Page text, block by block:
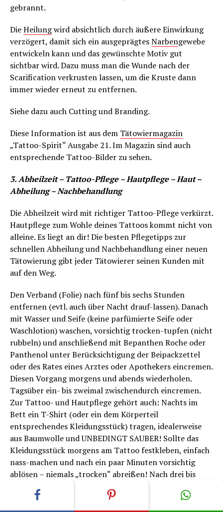
gebrannt.
DieHeilungwird absichtlich durch äußere Einwirkung
verzögert, damit sich ein ausgeprägtesNarbengewebe
entwickeln kann und das gewünschte Motiv gut
sichtbar wird. Dazu muss man die Wunde nach der
Scarification verkrusten lassen, um die Kruste dann
immer wieder erneut zu entfernen.
Siehe dazu auch Cutting und Branding.
Diese Information ist aus dem Tätowiermagazin
„Tattoo-Spirit“ Ausgabe 21. Im Magazin sind auch
entsprechende Tattoo-Bilder zu sehen.
3. Abheilzeit – Tattoo-Pflege – Hautpflege – Haut –
Abheilung – Nachbehandlung
Die Abheilzeit wird mit richtiger Tattoo-Pflege verkürzt.
Hautpflege zum Wohle deines Tattoos kommt nicht von
alleine. Es liegt an dir! Die besten Pflegetipps zur
schnellen Abheilung und Nachbehandlung einer neuen
Tätowierung gibt jeder Tätowierer seinen Kunden mit
auf den Weg.
Den Verband (Folie) nach fünf bis sechs Stunden
entfernen (evtl. auch über Nacht drauf-lassen). Danach
mit Wasser und Seife (keine parfümierte Seife oder
Waschlotion) waschen, vorsichtig trocken-tupfen (nicht
rubbeln) und anschließend mit Bepanthen Roche oder
Panthenol unter Berücksichtigung der Beipackzettel
oder des Rates eines Arztes oder Apothekers eincremen.
Diesen Vorgang morgens und abends wiederholen.
Tagsüber ein- bis zweimal zwischendurch eincremen.
Zur Tattoo- und Hautpflege gehört auch: Nachts im
Bett ein T-Shirt (oder ein dem Körperteil
entsprechendes Kleidungsstück) tragen, idealerweise
aus Baumwolle und UNBEDINGT SAUBER! Sollte das
Kleidungsstück morgens am Tattoo festkleben, einfach
nass-machen und nach ein paar Minuten vorsichtig
ablösen – niemals „trocken“ abreißen! Nach drei bis
eine dünne Haut („
“ oder „Grind“), die auch